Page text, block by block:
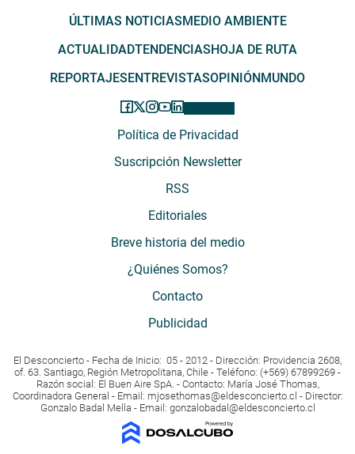
ÚLTIMAS NOTICIASMEDIO AMBIENTE
ACTUALIDADTENDENCIASHOJA DE RUTA
REPORTAJESENTREVISTASOPINIÓNMUNDO
Política de Privacidad
Suscripción Newsletter
RSS
Editoriales
Breve historia del medio
¿Quiénes Somos?
Contacto
Publicidad
El Desconcierto - Fecha de Inicio: 05 - 2012 - Dirección: Providencia 2608,
of. 63. Santiago, Región Metropolitana, Chile - Teléfono: (+569) 67899269 -
Razón social: El Buen Aire SpA. - Contacto: María José Thomas,
Coordinadora General - Email: mjosethomas@eldesconcierto.cl - Director:
Gonzalo Badal Mella - Email: gonzalobadal@eldesconcierto.cl